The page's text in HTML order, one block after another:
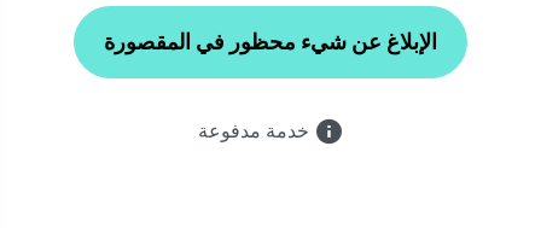
الإبلاغ عن شيء محظور في المقصورة